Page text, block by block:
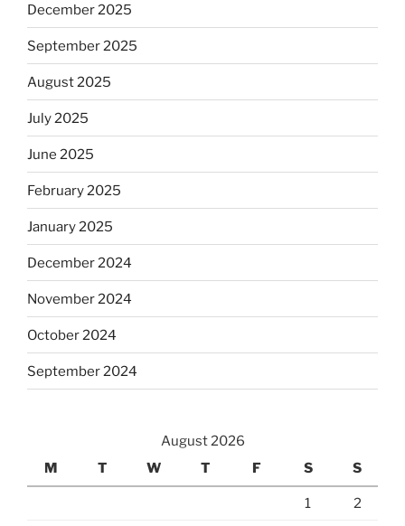
December 2025
September 2025
August 2025
July 2025
June 2025
February 2025
January 2025
December 2024
November 2024
October 2024
September 2024
August 2026
M
T W T F S S
1 2